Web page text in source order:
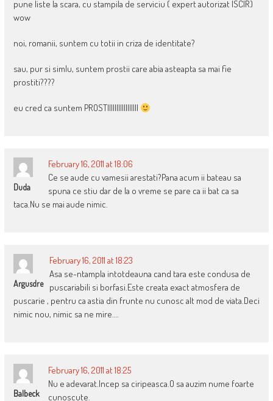
pune liste la scara, cu stampila de serviciu ( expert autorizat ISCIR)
wow
noi, romanii, suntem cu totii in criza de identitate?
sau, pur si simlu, suntem prostii care abia asteapta sa mai fie
prostiti????
eu cred ca suntem PROSTIIIIIIIIIIIIIIIII
Duda
February 16, 2011 at 18:06
Ce se aude cu vamesii arestati?Pana acum ii bateau sa
spuna ce stiu dar de la o vreme se pare ca ii bat ca sa
taca.Nu se mai aude nimic.
Argusdre
February 16, 2011 at 18:23
Asa se-ntampla intotdeauna cand tara este condusa de
puscariabili si borfasi.Este creata exact atmosfera de
puscarie , pentru ca astia din frunte nu cunosc alt mod de viata.Deci
nimic nou, nimic sa ne mire….
Balbeck
February 16, 2011 at 18:25
Nu e adevarat.Incep sa ciripeasca.O sa auzim nume foarte
cunoscute.